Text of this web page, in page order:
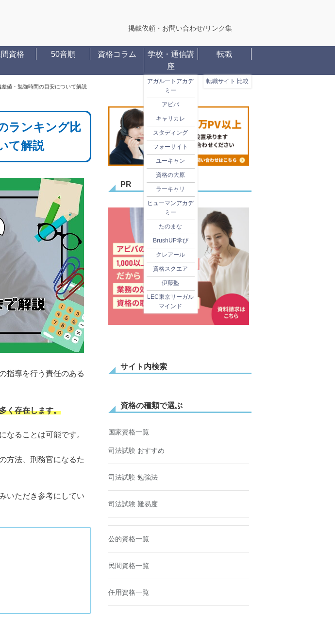
掲載依頼・お問い合わせ/リンク集
間資格 50音順 資格コラム
学校・通信講
座
アガルートアカデ
ミー
アビバ
キャリカレ
スタディング
フォーサイト
ユーキャン
資格の大原
ラーキャリ
ヒューマンアカデ
ミー
たのまな
BrushUP学び
クレアール
資格スクエア
伊藤塾
LEC東京リーガル
マインド
転職
転職サイト 比較
値・勉強時間の目安について解説
ランキング比
て解説
指導を行う責任のある
く存在します。
なることは可能です。
方法、刑務官になるた
いただき参考にしてい
PR
サイト内検索
資格の種類で選ぶ
国家資格一覧
司法試験 おすすめ
司法試験 勉強法
司法試験 難易度
公的資格一覧
民間資格一覧
任用資格一覧